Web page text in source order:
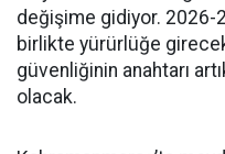
değişime gidiyor. 2026-
birlikte yürürlüğe
güvenliğinin anahtarı
olacak.